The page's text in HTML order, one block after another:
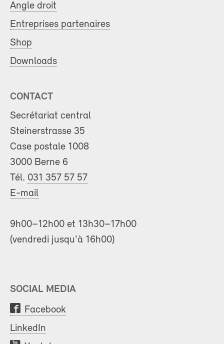
Angle droit
Entreprises partenaires
Shop
Downloads
CONTACT
Secrétariat central
Steinerstrasse 35
Case postale 1008
3000 Berne 6
Tél. 031 357 57 57
E-mail
9h00–12h00 et 13h30–17h00
(vendredi jusqu'à 16h00)
SOCIAL MEDIA
Facebook
LinkedIn